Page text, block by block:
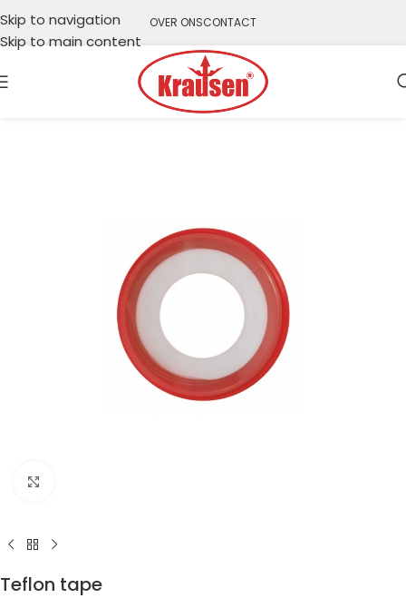
Skip to navigation
Skip to main content
OVER ONSCONTACT
Teflon tape